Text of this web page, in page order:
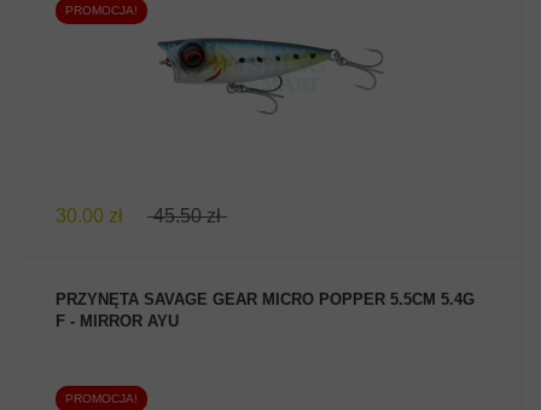
ZOBACZ PRODUKT
PROMOCJA!
30.00 zł 45.50 zł
PRZYNĘTA SAVAGE GEAR MICRO POPPER 5.5CM 5.4G
F - MIRROR AYU
PROMOCJA!